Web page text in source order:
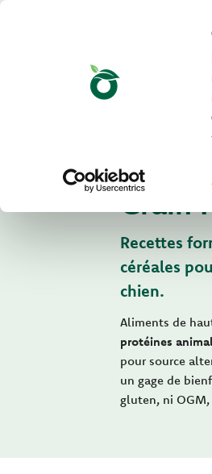
Grain
Recettes
céréales
chien.
Aliments de
protéines
pour source
un gage de
gluten, ni OGM,